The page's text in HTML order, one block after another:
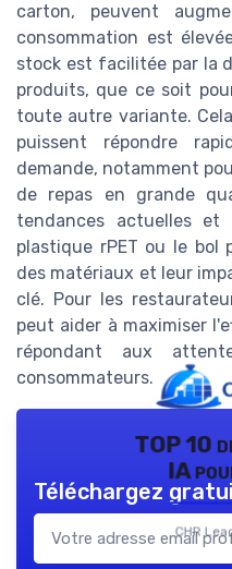
carton, peuvent
consommation est
stock est facilitée par la
produits, que ce soit
toute autre variante.
puissent répondre
demande, notamment
de repas en grande
tendances actuelles et
plastique rPET ou le bol
des matériaux et leur
clé. Pour les
peut aider à maximiser
répondant aux
consommateurs.
TOP 10
IA
CHR
Téléchargez